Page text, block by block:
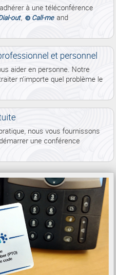
à une téléconférence
out Call-me and
et personnel
aider en personne. Notre
n'importe quel problème le
nous vous fournissons
une conférence